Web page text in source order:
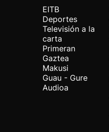
EITB
Deportes
Televisión a la
carta
Primeran
Gaztea
Makusi
Guau - Gure
Audioa